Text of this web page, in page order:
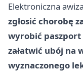
Elektroniczna
zgłosić chorobę
wyrobić paszport
załatwić ubój na
wyznaczonego